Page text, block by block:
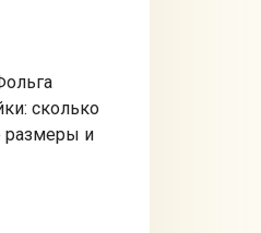
сколько
размеры и